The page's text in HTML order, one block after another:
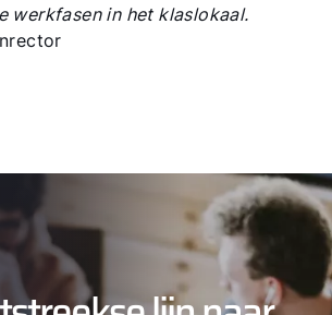
werkfasen in het klaslokaal.